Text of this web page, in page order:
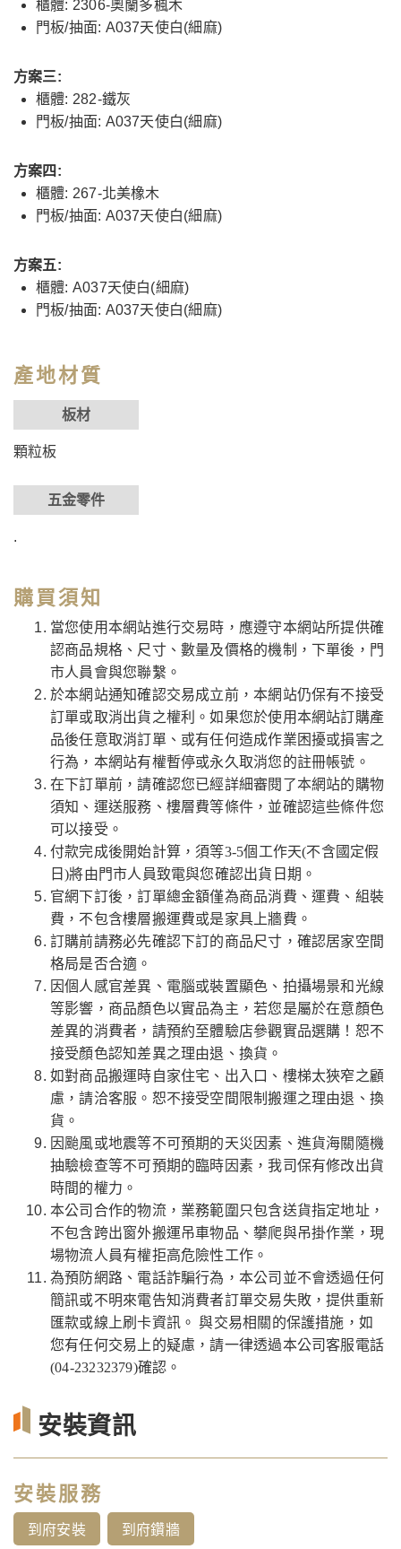
櫃體: 2306-奧蘭多楓木
門板/抽面: A037天使白(細麻)
方案三:
櫃體: 282-鐵灰
門板/抽面: A037天使白(細麻)
方案四:
櫃體: 267-北美橡木
門板/抽面: A037天使白(細麻)
方案五:
櫃體: A037天使白(細麻)
門板/抽面: A037天使白(細麻)
產地材質
板材
顆粒板
五金零件
.
購買須知
當您使用本網站進行交易時，應遵守本網站所提供確
認商品規格、尺寸、數量及價格的機制，下單後，門
市人員會與您聯繫。
於本網站通知確認交易成立前，本網站仍保有不接受
訂單或取消出貨之權利。如果您於使用本網站訂購產
品後任意取消訂單、或有任何造成作業困擾或損害之
行為，本網站有權暫停或永久取消您的註冊帳號。
在下訂單前，請確認您已經詳細審閱了本網站的購物
須知、運送服務、樓層費等條件，並確認這些條件您
可以接受。
付款完成後開始計算，須等3-5個工作天(不含國定假
日)將由門市人員致電與您確認出貨日期。
官網下訂後，訂單總金額僅為商品消費、運費、組裝
費，不包含樓層搬運費或是家具上牆費。
訂購前請務必先確認下訂的商品尺寸，確認居家空間
格局是否合適。
因個人感官差異、電腦或裝置顯色、拍攝場景和光線
等影響，商品顏色以實品為主，若您是屬於在意顏色
差異的消費者，請預約至體驗店參觀實品選購！恕不
接受顏色認知差異之理由退、換貨。
如對商品搬運時自家住宅、出入口、樓梯太狹窄之顧
慮，請洽客服。恕不接受空間限制搬運之理由退、換
貨。
因颱風或地震等不可預期的天災因素、進貨海關隨機
抽驗檢查等不可預期的臨時因素，我司保有修改出貨
時間的權力。
本公司合作的物流，業務範圍只包含送貨指定地址，
不包含跨出窗外搬運吊車物品、攀爬與吊掛作業，現
場物流人員有權拒高危險性工作。
為預防網路、電話詐騙行為，本公司並不會透過任何
簡訊或不明來電告知消費者訂單交易失敗，提供重新
匯款或線上刷卡資訊。 與交易相關的保護措施，如
您有任何交易上的疑慮，請一律透過本公司客服電話
(04-23232379)確認。
安裝資訊
安裝服務
到府安裝 到府鑽牆